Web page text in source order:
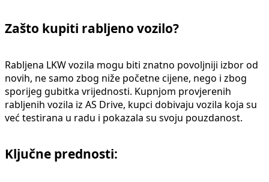
Zašto kupiti rabljeno vozilo?
Rabljena LKW vozila mogu biti znatno povoljniji izbor od
novih, ne samo zbog niže početne cijene, nego i zbog
sporijeg gubitka vrijednosti. Kupnjom provjerenih
rabljenih vozila iz AS Drive, kupci dobivaju vozila koja su
već testirana u radu i pokazala su svoju pouzdanost.
Ključne prednosti: